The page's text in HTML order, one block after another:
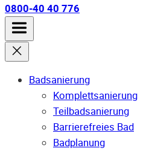
0800-40 40 776
Badsanierung
Komplettsanierung
Teilbadsanierung
Barrierefreies Bad
Badplanung